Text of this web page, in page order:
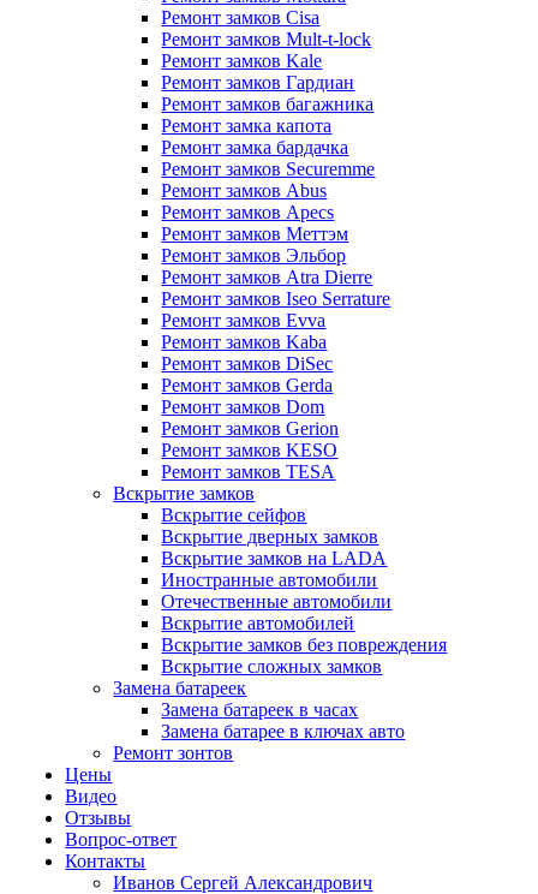
Ремонт замков Cisa
Ремонт замков Mult-t-lock
Ремонт замков Kale
Ремонт замков Гардиан
Ремонт замков багажника
Ремонт замка капота
Ремонт замка бардачка
Ремонт замков Securemme
Ремонт замков Abus
Ремонт замков Apecs
Ремонт замков Меттэм
Ремонт замков Эльбор
Ремонт замков Atra Dierre
Ремонт замков Iseo Serrature
Ремонт замков Evva
Ремонт замков Kaba
Ремонт замков DiSec
Ремонт замков Gerda
Ремонт замков Dom
Ремонт замков Gerion
Ремонт замков KESO
Ремонт замков TESA
Вскрытие замков
Вскрытие сейфов
Вскрытие дверных замков
Вскрытие замков на LADA
Иностранные автомобили
Отечественные автомобили
Вскрытие автомобилей
Вскрытие замков без повреждения
Вскрытие сложных замков
Замена батареек
Замена батареек в часах
Замена батарее в ключах авто
Ремонт зонтов
Цены
Видео
Отзывы
Вопрос-ответ
Контакты
Иванов Сергей Александрович